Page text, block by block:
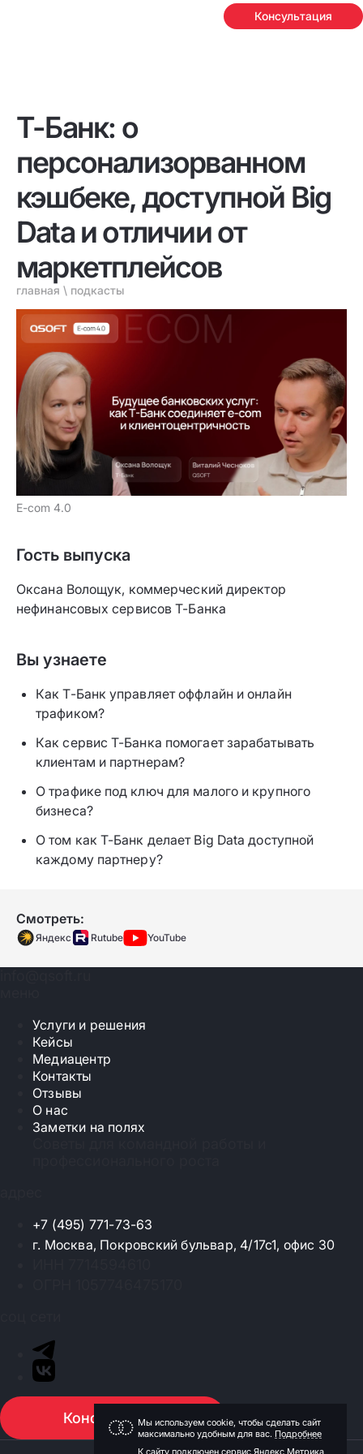
Консультация
Т-Банк: о
персонализорванном
кэшбеке, доступной Big
Data и отличии от
маркетплейсов
главная \ подкасты
E-com 4.0
Гость выпуска
Оксана Волощук, коммерческий директор
нефинансовых сервисов Т-Банка
Вы узнаете
Как Т-Банк управляет оффлайн и онлайн
трафиком?
Как сервис Т-Банка помогает зарабатывать
клиентам и партнерам?
О трафике под ключ для малого и крупного
бизнеса?
О том как T-Банк делает Big Data доступной
каждому партнеру?
Смотреть:
Яндекс Rutube YouTube
Мы используем cookie, чтобы сделать сайт
максимально удобным для вас. Подробнее
К сайту подключен сервис Яндекс Метрика,
Услуги и решения
Кейсы
Медиацентр
Контакты
Отзывы
О нас
Заметки на полях
+7 (495) 771-73-63
г. Москва, Покровский бульвар, 4/17с1, офис 30
Консультация